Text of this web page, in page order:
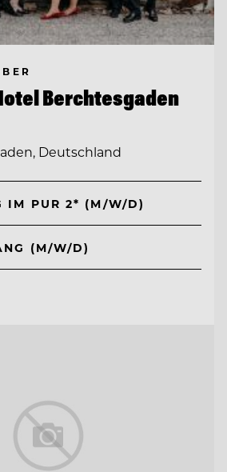
Berchtesgaden
Deutschland
IM PUR 2* (M/W/D)
(M/W/D)